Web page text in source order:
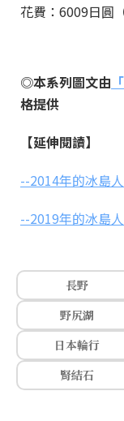
花費：6009日圓
◎本系列圖文由
格提供
【延伸閱讀】
--2014年的冰島
--2019年的冰島
長野
野尻湖
日本輪行
腎結石